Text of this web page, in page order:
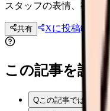
スタッフの表情、教育
共有 Xに投稿
この記事を読
Qこの記事では何を確